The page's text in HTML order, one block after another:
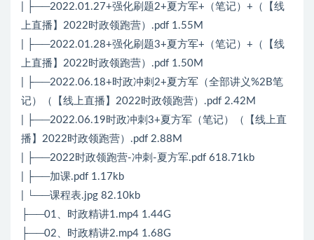
| ├──2022.01.27+强化刷题2+夏方军+（笔记）+（【线
上直播】2022时政领跑营）.pdf 1.55M
| ├──2022.01.28+强化刷题3+夏方军+（笔记）+（【线
上直播】2022时政领跑营）.pdf 1.50M
| ├──2022.06.18+时政冲刺2+夏方军（全部讲义%2B笔
记）（【线上直播】2022时政领跑营）.pdf 2.42M
| ├──2022.06.19时政冲刺3+夏方军（笔记）（【线上直
播】2022时政领跑营）.pdf 2.88M
| ├──2022时政领跑营-冲刺-夏方军.pdf 618.71kb
| ├──加课.pdf 1.17kb
| └──课程表.jpg 82.10kb
├──01、时政精讲1.mp4 1.44G
├──02、时政精讲2.mp4 1.68G